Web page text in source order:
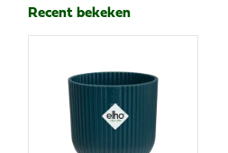
Recent bekeken